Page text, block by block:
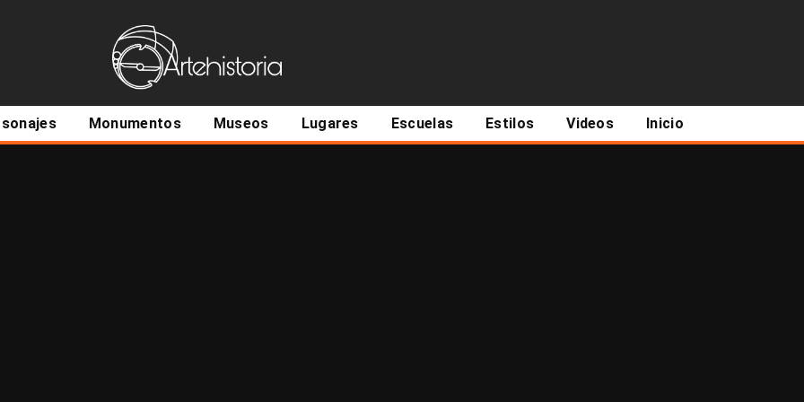
Monumentos Museos Lugares Escuelas Estilos Videos Inicio